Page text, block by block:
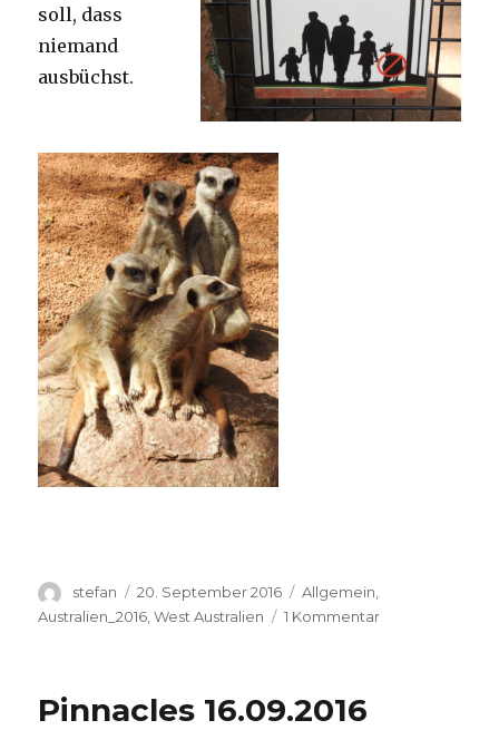
soll, dass
niemand
ausbüchst.
Autor
stefan
Veröffentlicht
am
20. September 2016 Kategorien
Allgemein,
Australien_2016 ,West Australien 1 Kommentarzu
Pinnacles 16.09.2016